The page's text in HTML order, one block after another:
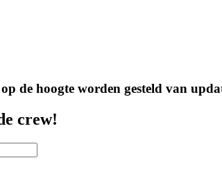
de hoogte worden gesteld van
crew!